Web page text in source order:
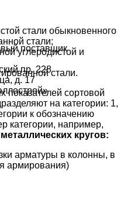
поставщик
пр. 228
д. 17
стали обыкновенного
стали;
углеродистой и
стали.
показателей сортовой
на категории: 1,
к обозначению
категории, например,
кругов:
арматуры в колонны, в
армирования)